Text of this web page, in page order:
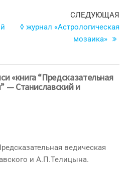
СЛЕДУЮЩАЯ
◊ журнал «Астрологическая
мозаика»
«книга “Предсказательная
— Станиславский и
ведическая
и А.П.Телицына.